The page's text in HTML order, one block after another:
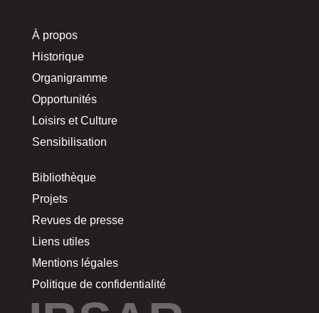
À propos
Historique
Organigramme
Opportunités
Loisirs et Culture
Sensibilisation
Bibliothèque
Projets
Revues de presse
Liens utiles
Mentions légales
Politique de confidentialité